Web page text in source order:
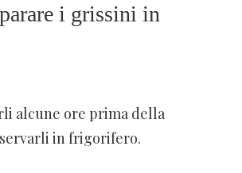
i grissini in
alcune ore prima della
in frigorifero.